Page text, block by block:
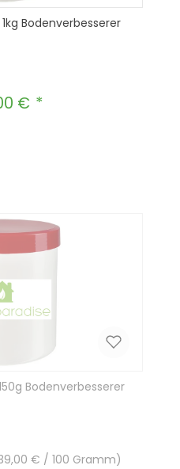
Bodenverbesserer
Preis:
€
Bodenverbesserer
€ / 100 Gramm)